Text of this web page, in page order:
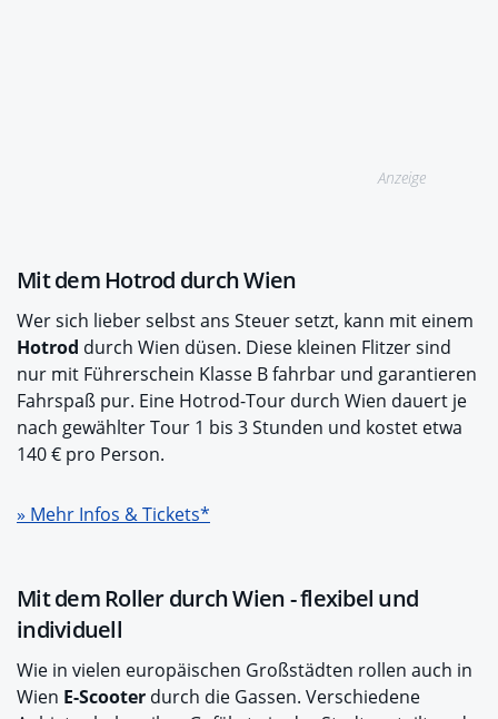
Anzeige
Mit dem Hotrod durch Wien
Wer sich lieber selbst ans Steuer setzt, kann mit einem
Hotrod durch Wien düsen. Diese kleinen Flitzer sind
nur mit Führerschein Klasse B fahrbar und garantieren
Fahrspaß pur. Eine Hotrod-Tour durch Wien dauert je
nach gewählter Tour 1 bis 3 Stunden und kostet etwa
140 € pro Person.
» Mehr Infos & Tickets*
Mit dem Roller durch Wien - flexibel und
individuell
Wie in vielen europäischen Großstädten rollen auch in
Wien E-Scooter durch die Gassen. Verschiedene